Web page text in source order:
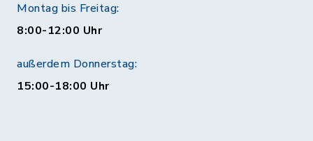
Montag bis Freitag:
8:00-12:00 Uhr
außerdem Donnerstag:
15:00-18:00 Uhr